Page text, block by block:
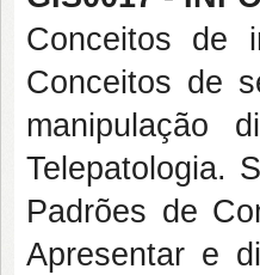
Conceitos de
Conceitos de
manipulação
Telepatologia.
Padrões de
Apresentar e